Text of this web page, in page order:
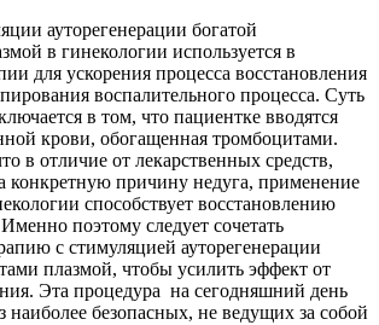
ауторегенерации богатой
в гинекологии используется в
для ускорения процесса восстановления
воспалительного процесса. Суть
в том, что пациентке вводятся
крови, обогащенная тромбоцитами.
в отличие от лекарственных средств,
конкретную причину недуга, применение
способствует восстановлению
поэтому следует сочетать
с стимуляцией ауторегенерации
плазмой, чтобы усилить эффект от
Эта процедура на сегодняшний день
наиболее безопасных, не ведущих за собой